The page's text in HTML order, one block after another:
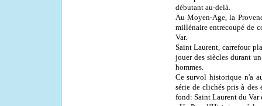
débutant au-delà.
Au Moyen-Age, la
millénaire entrecoupé de
Var.
Saint Laurent, carrefour
jouer des siècles durant
hommes.
Ce survol historique n'a
série de clichés pris à des
fond: Saint Laurent du Var